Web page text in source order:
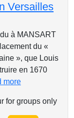
Versailles
à MANSART
du «
», que Louis
en 1670
more
for groups only